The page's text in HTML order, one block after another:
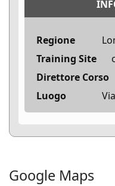
Regione
Training Site
Direttore Corso
Luogo
Google Maps